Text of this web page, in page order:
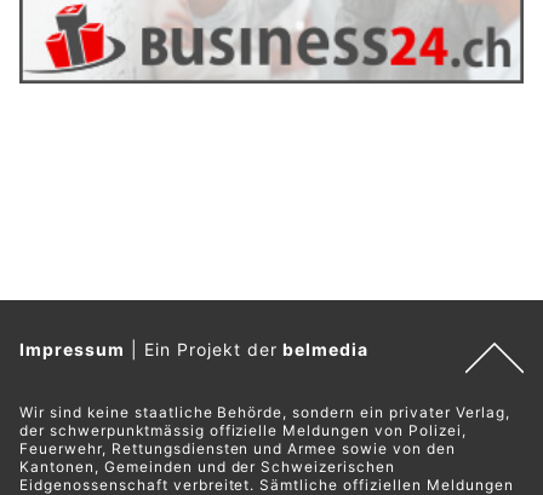
Impressum Ein Projekt derbelmedia
Wir sind keine staatliche Behörde, sondern ein privater Verlag,
der schwerpunktmässig offizielle Meldungen von Polizei,
Feuerwehr, Rettungsdiensten und Armee sowie von den
Kantonen, Gemeinden und der Schweizerischen
Eidgenossenschaft verbreitet. Sämtliche offiziellen Meldungen